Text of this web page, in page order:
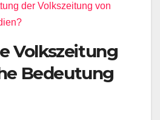
der Volkszeitung von
Volkszeitung
Bedeutung